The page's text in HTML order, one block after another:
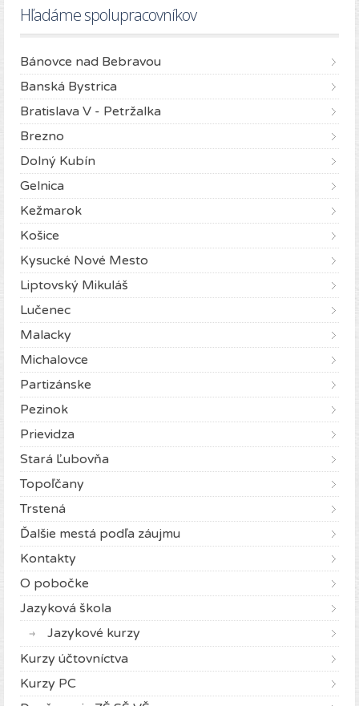
Hľadáme spolupracovníkov
Bánovce nad Bebravou
Banská Bystrica
Bratislava V - Petržalka
Brezno
Dolný Kubín
Gelnica
Kežmarok
Košice
Kysucké Nové Mesto
Liptovský Mikuláš
Lučenec
Malacky
Michalovce
Partizánske
Pezinok
Prievidza
Stará Ľubovňa
Topoľčany
Trstená
Ďalšie mestá podľa záujmu
Kontakty
O pobočke
Jazyková škola
Jazykové kurzy
Kurzy účtovníctva
Kurzy PC